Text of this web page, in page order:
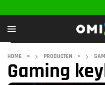
HOME > PRODUCTEN >
Gaming